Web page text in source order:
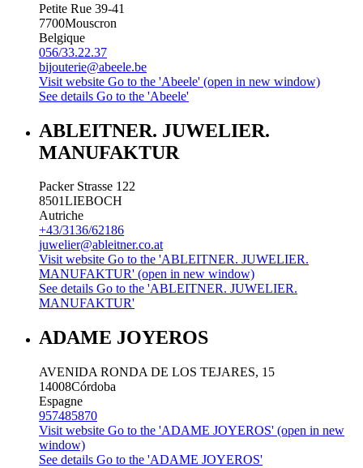
Petite Rue 39-41
7700Mouscron
Belgique
056/33.22.37
bijouterie@abeele.be
Visit website Go to the 'Abeele' (open in new window)
See details Go to the 'Abeele'
ABLEITNER. JUWELIER.
MANUFAKTUR
Packer Strasse 122
8501LIEBOCH
Autriche
+43/3136/62186
juwelier@ableitner.co.at
Visit website Go to the 'ABLEITNER. JUWELIER.
MANUFAKTUR' (open in new window)
See details Go to the 'ABLEITNER. JUWELIER.
MANUFAKTUR'
ADAME JOYEROS
AVENIDA RONDA DE LOS TEJARES, 15
14008Córdoba
Espagne
957485870
Visit website Go to the 'ADAME JOYEROS' (open in new
window)
See details Go to the 'ADAME JOYEROS'